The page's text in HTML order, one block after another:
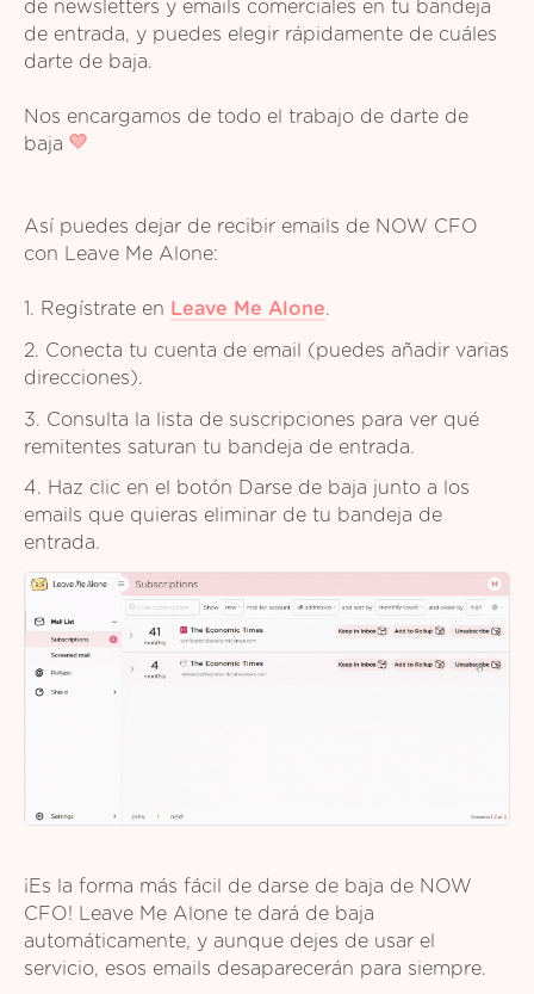
de newsletters y emails comerciales en tu bandeja
de entrada, y puedes elegir rápidamente de cuáles
darte de baja.
Nos encargamos de todo el trabajo de darte de
baja
Así puedes dejar de recibir emails de NOW CFO
con Leave Me Alone:
1. Regístrate en Leave Me Alone.
2. Conecta tu cuenta de email (puedes añadir varias
direcciones).
3. Consulta la lista de suscripciones para ver qué
remitentes saturan tu bandeja de entrada.
4. Haz clic en el botón Darse de baja junto a los
emails que quieras eliminar de tu bandeja de
entrada.
¡Es la forma más fácil de darse de baja de NOW
CFO! Leave Me Alone te dará de baja
automáticamente, y aunque dejes de usar el
servicio, esos emails desaparecerán para siempre.